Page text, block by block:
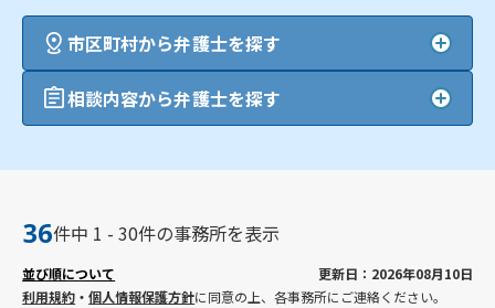
市区町村から弁護士を探す
相談内容から弁護士を探す
36件中 1 - 30件の事務所を表示
並び順について
更新日：2026年08月10日
利用規約 ・個人情報保護方針に同意の上、各事務所にご連絡ください。